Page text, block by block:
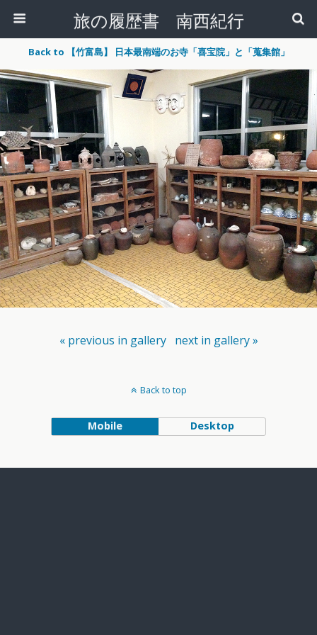
旅の履歴書 南西紀行
Back to 【竹富島】 日本最南端のお寺「喜宝院」と「蒐集館」
« previous in gallery next in gallery »
Back to top
Mobile Desktop